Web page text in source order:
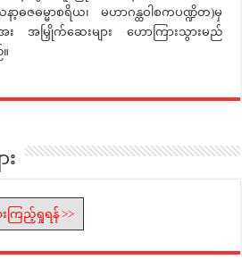
ဓဇဓမ္မာစရိယ၊ မဟာဂန္ထဝါစကပဏ္ဍိတ)မှ
အမြှိုက်ဆေးများ ဟောကြားသွားမည်
း
းကြည့်ရှုရန် >>